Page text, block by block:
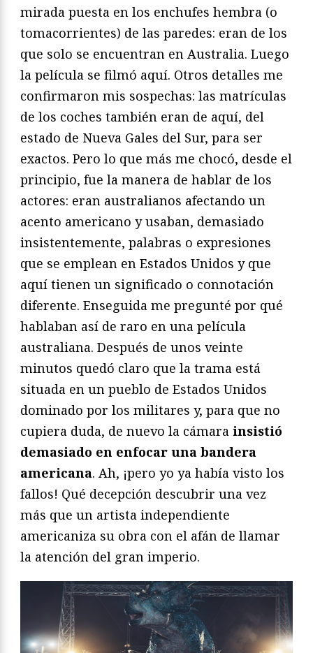
mirada puesta en los enchufes hembra (o
tomacorrientes) de las paredes: eran de los
que solo se encuentran en Australia. Luego
la película se filmó aquí. Otros detalles me
confirmaron mis sospechas: las matrículas
de los coches también eran de aquí, del
estado de Nueva Gales del Sur, para ser
exactos. Pero lo que más me chocó, desde el
principio, fue la manera de hablar de los
actores: eran australianos afectando un
acento americano y usaban, demasiado
insistentemente, palabras o expresiones
que se emplean en Estados Unidos y que
aquí tienen un significado o connotación
diferente. Enseguida me pregunté por qué
hablaban así de raro en una película
australiana. Después de unos veinte
minutos quedó claro que la trama está
situada en un pueblo de Estados Unidos
dominado por los militares y, para que no
cupiera duda, de nuevo la cámara insistió
demasiado en enfocar una bandera
americana. Ah, ¡pero yo ya había visto los
fallos! Qué decepción descubrir una vez
más que un artista independiente
americaniza su obra con el afán de llamar
la atención del gran imperio.